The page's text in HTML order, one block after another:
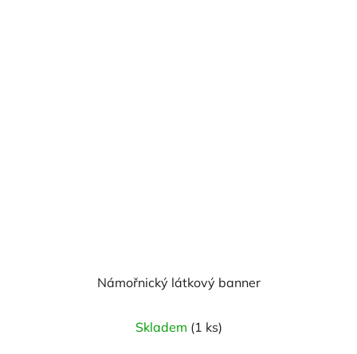
Námořnický látkový banner
Skladem (1 ks)